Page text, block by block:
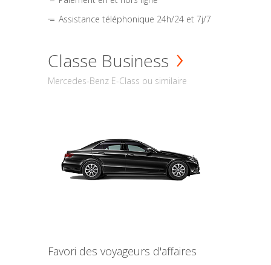
Assistance téléphonique 24h/24 et 7j/7
Classe Business
Mercedes-Benz E-Class ou similaire
Favori des voyageurs d'affaires